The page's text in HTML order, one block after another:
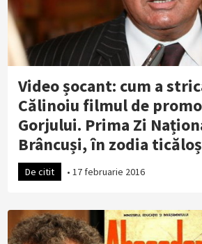
Video șocant: cum a
Călinoiu filmul de
Gorjului. Prima Zi
Brâncuși, în zodia
De citit • 17 februarie 2016